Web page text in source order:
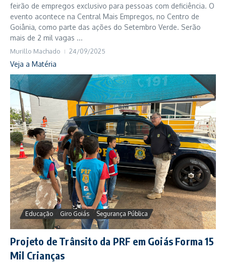
feirão de empregos exclusivo para pessoas com deficiência. O
evento acontece na Central Mais Empregos, no Centro de
Goiânia, como parte das ações do Setembro Verde. Serão
mais de 2 mil vagas ...
Murillo Machado 24/09/2025
Veja a Matéria
Educação Giro Goiás Segurança Pública
Projeto de Trânsito da PRF em Goiás Forma 15
Mil Crianças